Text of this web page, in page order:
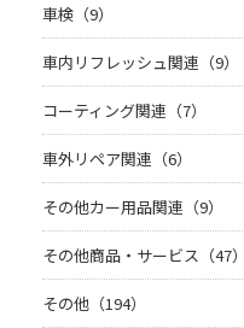
車検（9）
車内リフレッシュ関連（9）
コーティング関連（7）
車外リペア関連（6）
その他カー用品関連（9）
その他商品・サービス（47）
その他（194）